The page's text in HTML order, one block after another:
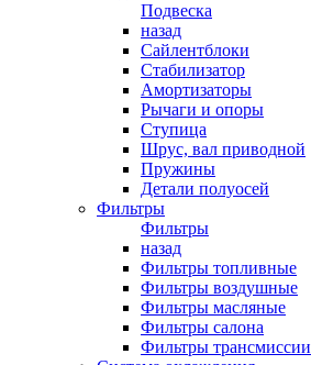
Подвеска
назад
Сайлентблоки
Стабилизатор
Амортизаторы
Рычаги и опоры
Ступица
Шрус, вал приводной
Пружины
Детали полуосей
Фильтры
Фильтры
назад
Фильтры топливные
Фильтры воздушные
Фильтры масляные
Фильтры салона
Фильтры трансмиссии